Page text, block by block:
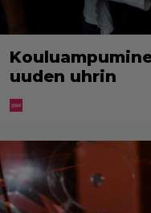
uuden uhrin